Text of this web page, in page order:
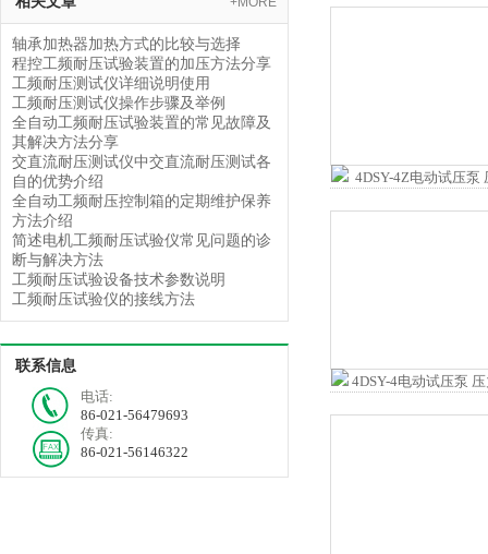
轴承加热器加热方式的比较与选择
程控工频耐压试验装置的加压方法分享
工频耐压测试仪详细说明使用
工频耐压测试仪操作步骤及举例
全自动工频耐压试验装置的常见故障及
其解决方法分享
交直流耐压测试仪中交直流耐压测试各
自的优势介绍
全自动工频耐压控制箱的定期维护保养
方法介绍
简述电机工频耐压试验仪常见问题的诊
断与解决方法
工频耐压试验设备技术参数说明
工频耐压试验仪的接线方法
联系信息
电话:
86-021-56479693
传真:
86-021-56146322